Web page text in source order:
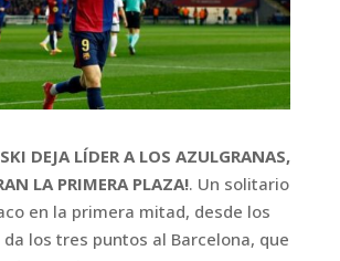
DEJA LÍDER A LOS AZULGRANAS,
LA PRIMERA PLAZA!. Un solitario
en la primera mitad, desde los
los tres puntos al Barcelona, que